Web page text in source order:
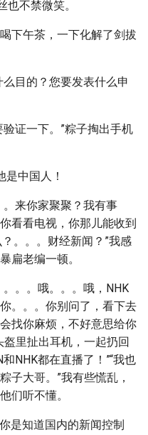
也不禁微笑。
下午茶，一下化解了剑拔
目的？您要发表什么申
证一下。”粽子掏出手机
是中国人！
来你家聚聚？我有事
看看电视，你那儿能收到
。。。财经新闻？”我感
扁老编一顿。
。。哦。。。哦，NHK
。。。你别问了，看下去
找你麻烦，不好意思给你
里扯出耳机，一起扔回
NHK都在直播了！”“我也
子大哥。”我有些慌乱，
们听不懂。
是知道国内的新闻控制